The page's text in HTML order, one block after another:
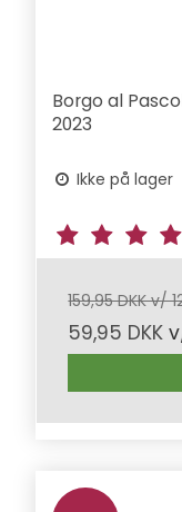
Borgo al
2023
Ikke på lager
159,95 DKK v/
59,95 DKK